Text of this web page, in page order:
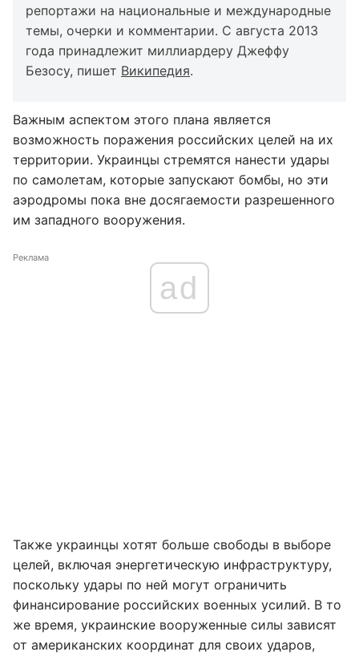
репортажи на национальные и международные
темы, очерки и комментарии. С августа 2013
года принадлежит миллиардеру Джеффу
Безосу, пишет Википедия.
Важным аспектом этого плана является
возможность поражения российских целей на их
территории. Украинцы стремятся нанести удары
по самолетам, которые запускают бомбы, но эти
аэродромы пока вне досягаемости разрешенного
им западного вооружения.
Реклама
ad
Также украинцы хотят больше свободы в выборе
целей, включая энергетическую инфраструктуру,
поскольку удары по ней могут ограничить
финансирование российских военных усилий. В то
же время, украинские вооруженные силы зависят
от американских координат для своих ударов,